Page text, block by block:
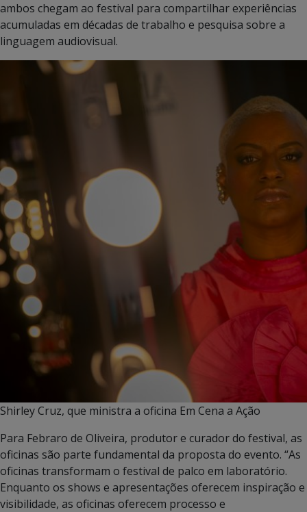
ambos chegam ao festival para compartilhar experiências
acumuladas em décadas de trabalho e pesquisa sobre a
linguagem audiovisual.
Shirley Cruz, que ministra a oficina Em Cena a Ação
Para Febraro de Oliveira, produtor e curador do festival, as
oficinas são parte fundamental da proposta do evento. “As
oficinas transformam o festival de palco em laboratório.
Enquanto os shows e apresentações oferecem inspiração e
visibilidade, as oficinas oferecem processo e